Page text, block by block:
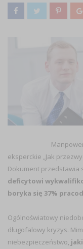
eksperckie „Jak
Dokument przedstawia
deficytowi
boryka się 37%
Ogólnoświatowy
długofalowy kryzys.
niebezpieczeństwo,